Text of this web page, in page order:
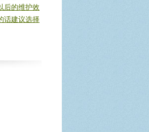
后的维护效
话建议选择